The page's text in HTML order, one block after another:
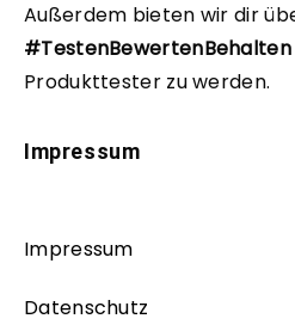
Außerdem bieten wir dir
#TestenBewertenBehalten
Produkttester zu werden.
Impressum
Impressum
Datenschutz